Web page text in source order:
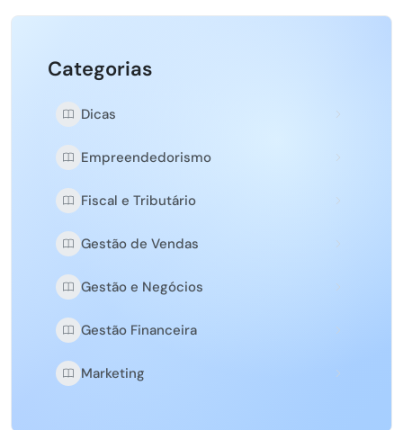
Categorias
Dicas
Empreendedorismo
Fiscal e Tributário
Gestão de Vendas
Gestão e Negócios
Gestão Financeira
Marketing